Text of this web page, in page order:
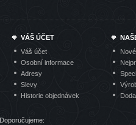
VÁŠ ÚČET
Váš účet
Osobní informace
Adresy
Slevy
Historie objednávek
Doporučujeme: